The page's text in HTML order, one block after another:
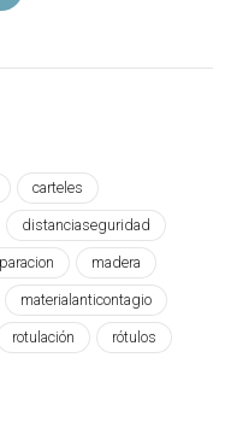
carteles
distanciaseguridad
madera
materialanticontagio
rotulación rótulos